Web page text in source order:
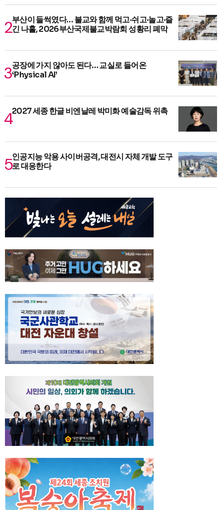
부산이 들썩였다… 불교와 함께 먹고·쉬고·놀고·즐
긴 나흘, 2026부산국제불교박람회 성황리 폐막
공장에 가지 않아도 된다… 교실로 들어온
‘Physical AI’
2027 세종 한글 비엔날레 박미화 예술감독 위촉
인공지능 악용 사이버공격, 대전시 자체 개발 도구
로 대응한다